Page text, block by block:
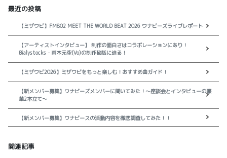
最近の投稿
【ミザワビ】FM802 MEET THE WORLD BEAT 2026 ワナビーズライブレポート
【アーティストインタビュー】 制作の面白さはコラボレーションにあり！
Bialystocks・甫木元空(Vo)の制作秘話に迫る！
【ミザワビ2026】ミザワビをもっと楽しむ！おすすめ曲ガイド！
【新メンバー募集】ワナビーズメンバーに聞いてみた！～座談会とインタビューの豪
華2本立て～
【新メンバー募集】ワナビースの活動内容を徹底調査してみた！！
関連記事